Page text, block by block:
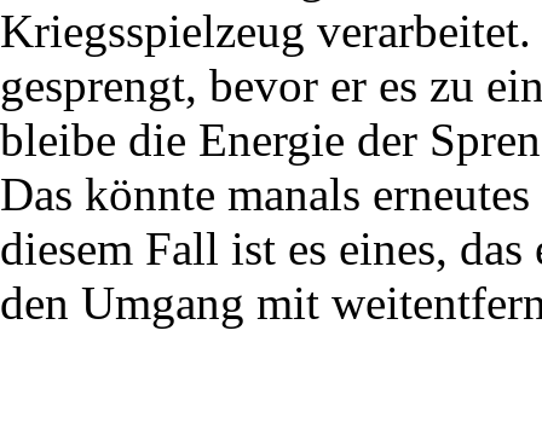
Kriegsspielzeug
gesprengt, bevor er es zu
bleibe die Energie der
Das könnte manals
diesem Fall ist es eines,
den Umgang mit